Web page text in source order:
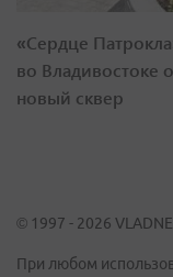
«Сердце
во Владивостоке
новый сквер
© 1997 - 2026
При любом